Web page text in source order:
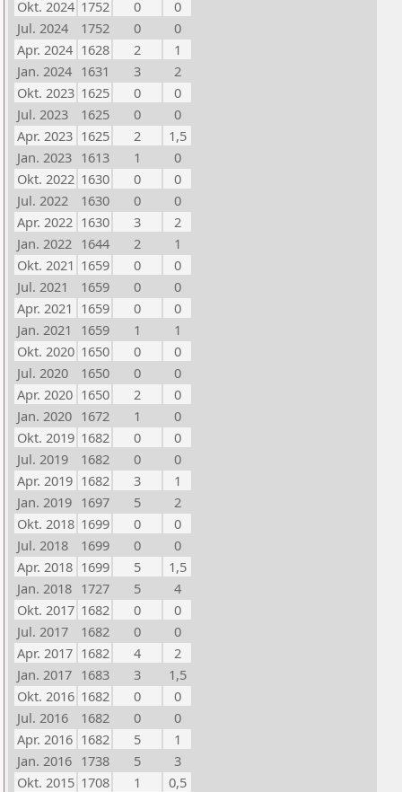
Okt. 2024 1752 0
0
Jul. 2024
1752 0
0
Apr. 2024 1628 2
1
Jan. 2024 1631 3
2
Okt. 2023 1625 0
0
Jul. 2023
1625 0
0
Apr. 2023 1625 2
1,5
Jan. 2023 1613 1
0
Okt. 2022 1630 0
0
Jul. 2022
1630 0
0
Apr. 2022 1630 3
2
Jan. 2022 1644 2
1
Okt. 2021 1659 0
0
Jul. 2021
1659 0
0
Apr. 2021 1659 0
0
Jan. 2021
1659 1
1
Okt. 2020 1650 0
0
Jul. 2020
1650 0
0
Apr. 2020 1650 2
0
Jan. 2020 1672 1
0
Okt. 2019 1682 0
0
Jul. 2019
1682 0
0
Apr. 2019 1682 3
1
Jan. 2019 1697 5
2
Okt. 2018 1699 0
0
Jul. 2018
1699 0
0
Apr. 2018 1699 5
1,5
Jan. 2018 1727 5
4
Okt. 2017 1682 0
0
Jul. 2017
1682 0
0
Apr. 2017 1682 4
2
Jan. 2017 1683 3
1,5
Okt. 2016 1682 0
0
Jul. 2016
1682 0
0
Apr. 2016 1682 5
1
Jan. 2016 1738 5
3
Okt. 2015 1708 1
0,5